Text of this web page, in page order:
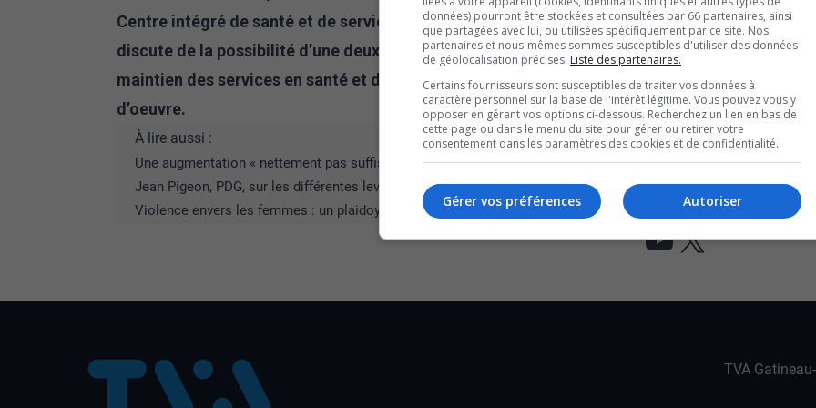
Centre intégré de santé et de services sociaux de l’Outaouais (CISSSO)
discute de la possibilité d’une deuxième pandémie causée par l’hantavirus, du
maintien des services en santé et des efforts de recrutement de main-
d’oeuvre.
À lire aussi :
Une augmentation « nettement pas suffisante » de 1,4 % pour le CISSSO
Jean Pigeon, PDG, sur les différentes levées de fonds pour la Fondation Santé Outaouais
Violence envers les femmes : un plaidoyer sincère aux hommes
YouTube
X
TVA
données) pourront être stockées et consultées par 66 partenaires, ainsi
que partagées avec lui, ou utilisées spécifiquement par ce site. Nos
partenaires et nous-mêmes sommes susceptibles d'utiliser des données
de géolocalisation précises. Liste des partenaires.
Certains fournisseurs sont susceptibles de traiter vos données à
caractère personnel sur la base de l'intérêt légitime. Vous pouvez vous y
opposer en gérant vos options ci-dessous. Recherchez un lien en bas de
cette page ou dans le menu du site pour gérer ou retirer votre
consentement dans les paramètres des cookies et de confidentialité.
Autoriser
Gérer vos préférences